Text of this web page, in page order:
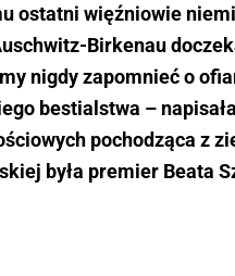
ostatni więźniowie
Birkenau
nigdy zapomnieć o
bestialstwa –
pochodząca z
była premier Beata